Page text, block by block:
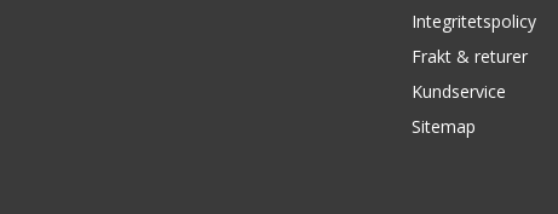
Integritetspolicy
Frakt & returer
Kundservice
Sitemap